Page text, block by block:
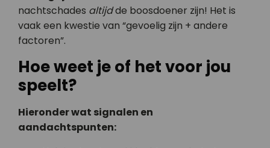
nachtschades altijdde boosdoener zijn! Het is
vaak een kwestie van “gevoelig zijn + andere
factoren”.
Hoe weet je of het voor jou
speelt?
Hieronder wat signalen en
aandachtspunten: